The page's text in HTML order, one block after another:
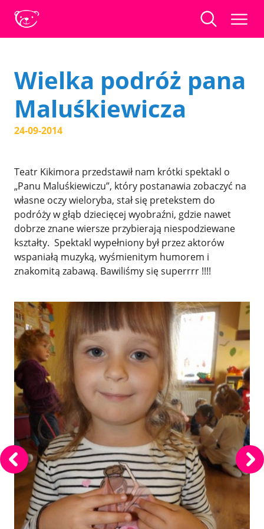
Wielka podróż pana
Maluśkiewicza
24-09-2014
Teatr Kikimora przedstawił nam krótki spektakl o
„Panu Maluśkiewiczu”, który postanawia zobaczyć na
własne oczy wieloryba, stał się pretekstem do
podróży w głąb dziecięcej wyobraźni, gdzie nawet
dobrze znane wiersze przybierają niespodziewane
kształty. Spektakl wypełniony był przez aktorów
wspaniałą muzyką, wyśmienitym humorem i
znakomitą zabawą. Bawiliśmy się superrrr !!!!